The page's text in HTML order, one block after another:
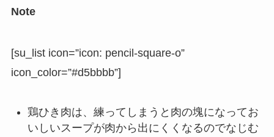
Note
[su_list icon=”icon: pencil-square-o”
icon_color=”#d5bbbb”]
鶏ひき肉は、練ってしまうと肉の塊になってお
いしいスープが肉から出にくくなるのでなじむ